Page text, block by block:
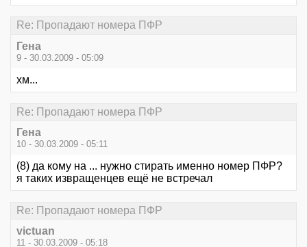
Re: Пропадают номера ПФР
Гена
9 - 30.03.2009 - 05:09
хм...
Re: Пропадают номера ПФР
Гена
10 - 30.03.2009 - 05:11
(8) да кому на ... нужно стирать именно номер ПФР?
я таких извращенцев ещё не встречал
Re: Пропадают номера ПФР
victuan
11 - 30.03.2009 - 05:18